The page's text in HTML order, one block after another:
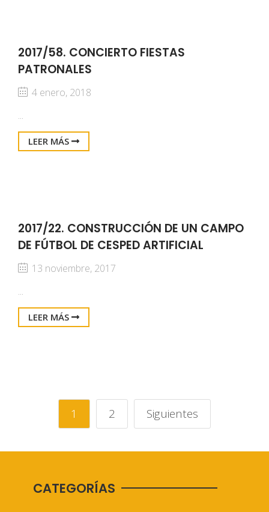
2017/58. CONCIERTO FIESTAS
PATRONALES
4 enero, 2018
...
LEER MÁS
2017/22. CONSTRUCCIÓN DE UN CAMPO
DE FÚTBOL DE CESPED ARTIFICIAL
13 noviembre, 2017
...
LEER MÁS
1 2 Siguientes
CATEGORÍAS